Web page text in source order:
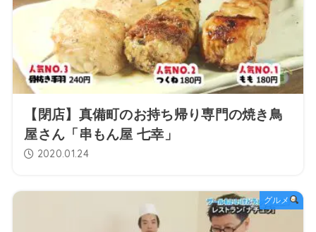
【閉店】真備町のお持ち帰り専門の焼き鳥
屋さん「串もん屋 七幸」
2020.01.24
グルメ